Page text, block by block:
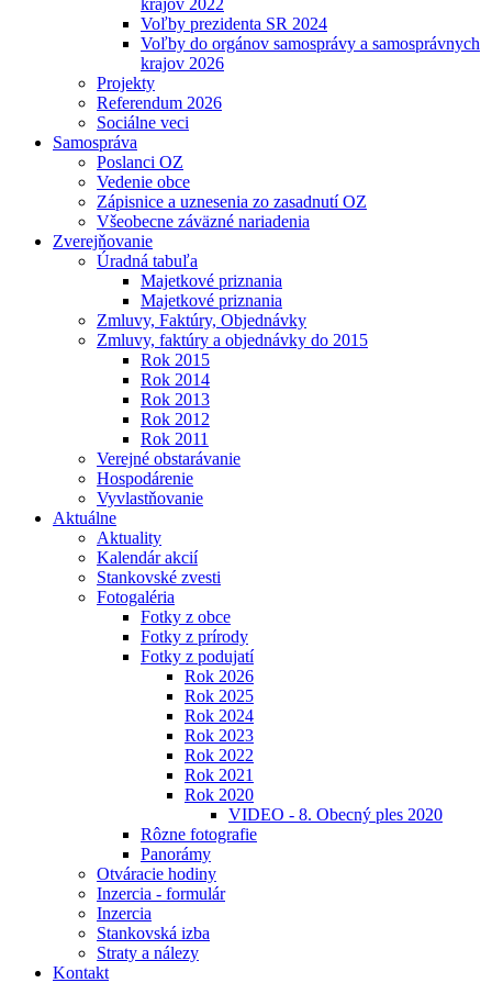
krajov 2022
Voľby prezidenta SR 2024
Voľby do orgánov samosprávy a samosprávnych
krajov 2026
Projekty
Referendum 2026
Sociálne veci
Samospráva
Poslanci OZ
Vedenie obce
Zápisnice a uznesenia zo zasadnutí OZ
Všeobecne záväzné nariadenia
Zverejňovanie
Úradná tabuľa
Majetkové priznania
Majetkové priznania
Zmluvy, Faktúry, Objednávky
Zmluvy, faktúry a objednávky do 2015
Rok 2015
Rok 2014
Rok 2013
Rok 2012
Rok 2011
Verejné obstarávanie
Hospodárenie
Vyvlastňovanie
Aktuálne
Aktuality
Kalendár akcií
Stankovské zvesti
Fotogaléria
Fotky z obce
Fotky z prírody
Fotky z podujatí
Rok 2026
Rok 2025
Rok 2024
Rok 2023
Rok 2022
Rok 2021
Rok 2020
VIDEO - 8. Obecný ples 2020
Rôzne fotografie
Panorámy
Otváracie hodiny
Inzercia - formulár
Inzercia
Stankovská izba
Straty a nálezy
Kontakt